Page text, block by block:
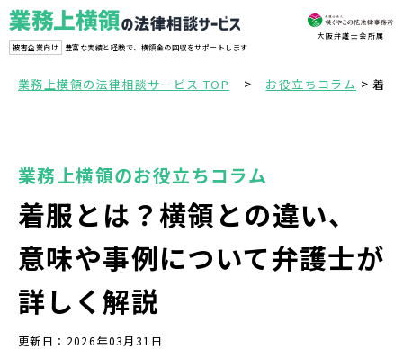
被害企業向け 豊富な実績と経験で、横領金の回収をサポートします
大阪弁護士会所属
業務上横領の法律相談サービス TOP > お役立ちコラム >着服
業務上横領のお役立ちコラム
着服とは？横領との違い、
意味や事例について弁護士が
詳しく解説
更新日： 2026年03月31日